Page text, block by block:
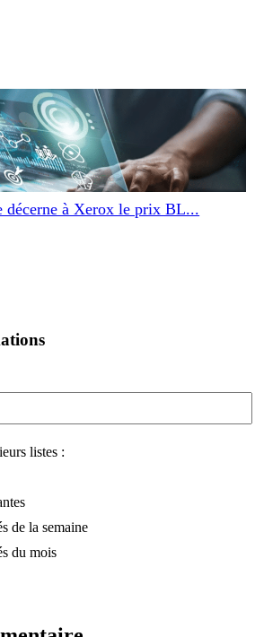
décerne à Xerox le prix BL...
listes :
de la semaine
du mois